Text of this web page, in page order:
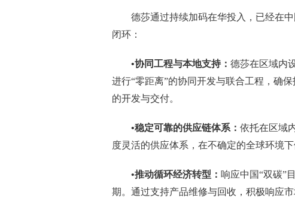
德莎通过持续加码在华投入，已经在
闭环：
•协同工程与本地支持： 德莎在区域内
进行“零距离”的协同开发与联合工程，确
的开发与交付。
•稳定可靠的供应链体系： 依托在区域
度灵活的供应体系，在不确定的全球环境
•推动循环经济转型： 响应中国“双碳”
期。通过支持产品维修与回收，积极响应